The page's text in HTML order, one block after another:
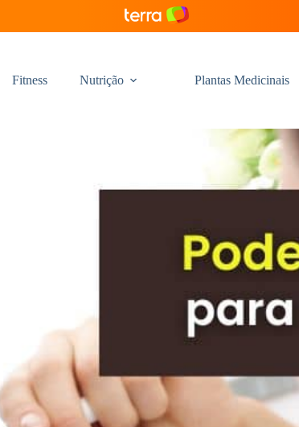
Fitness Nutrição Plantas Medicinais